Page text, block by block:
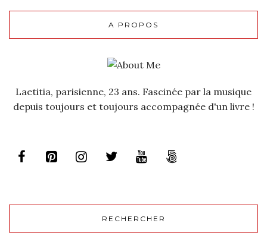
A PROPOS
Laetitia, parisienne, 23 ans. Fascinée par la musique
depuis toujours et toujours accompagnée d'un livre !
RECHERCHER